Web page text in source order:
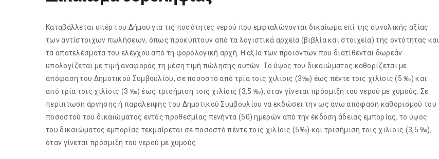
Καταβάλλεται υπέρ του Δήμου για τις ποσότητες νερού που εμφιαλώνονται δικαίωμα επί της συνολικής αξίας
των αντίστοιχων πωλήσεων, όπως προκύπτουν από τα λογιστικά αρχεία (βιβλία και στοιχεία) της οντότητας και
τα αποτελέσματα του ελέγχου από τη φορολογική αρχή. Η αξία των προϊόντων που διατίθενται δωρεάν
υπολογίζεται με τιμή αναφοράς τη μέση τιμή πώλησης αυτών. Το ύψος του δικαιώματος καθορίζεται με
απόφαση του Δημοτικού Συμβουλίου, σε ποσοστό από τρία τοις χιλίοις (3‰) έως πέντε τοις χιλίοις (5 ‰) και
από τρία τοις χιλίοις (3 ‰) έως τρισήμιση τοις χιλίοις (3,5 ‰), όταν γίνεται πρόσμιξη του νερού με χυμούς. Σε
περίπτωση άρνησης ή παράλειψης του Δημοτικού Συμβουλίου να εκδώσει την ως άνω απόφαση καθορισμού του
ποσοστού του δικαιώματος εντός προθεσμίας πενήντα (50) ημερών από την έκδοση άδειας εμπορίας, το ύψος
του δικαιώματος εμπορίας τεκμαίρεται σε ποσοστό πέντε τοις χιλίοις (5‰) και τρισήμιση τοις χιλίοις (3,5 ‰),
όταν γίνεται πρόσμιξη του νερού με χυμούς.